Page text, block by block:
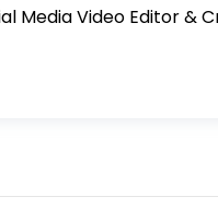
Media Video Editor &